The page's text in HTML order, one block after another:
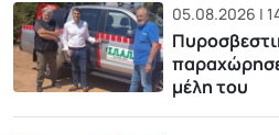
05.08.2026 |
μέλη του